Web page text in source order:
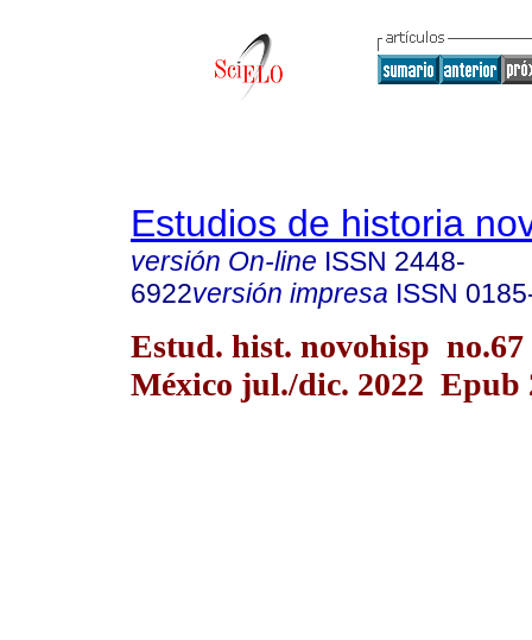
Estudios de historia
versión On-line ISSN 2448-
6922versión impresa ISSN
Estud. hist. novohisp
México jul./dic. 2022 Epub